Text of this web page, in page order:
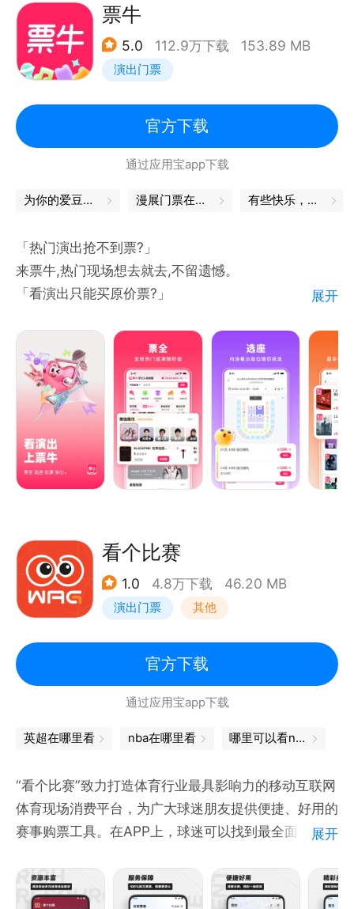
让热爱更加简单纯粹！
纷玩岛独家优先购：先人一刻，感受LIVE现场的至上
快乐；
候补抢票：有序候补，退款无忧，让每一位“真心想买
一键抢票：一触即达，告别复杂切换，一键精准出击！
纷玩岛用分秒的优势助力奔赴你的热爱！
更多玩法，更多机会，你的期待和热爱，让纷玩岛来守
护。
【「岛」：岛上生活，不止抢票】
陪你记录演唱会现场精彩瞬间，带你感受最真实的震撼
现场，为你保存最独一无二的惊喜瞬间；
官方明星艺人限定正品周边随心购，将所有最灿烂的回
忆和爱意收藏。
快速上岛，放开来玩！
票牛
5.0 112.9万下载 153.89 MB
演出门票
官方下载
通过应用宝app下载
为你的爱豆，打call吧 漫展门票在哪买 有些快乐，我自己能给！
「热门演出抢不到票?」
来票牛,热门现场想去就去,不留遗憾。
「看演出只能买原价票?」
「想看的演出不能选座?」
来票牛,前排好位随心挑选,体验更佳。
【看演出上票牛】
◆出票保真 无票赔付◆
先验票，后发货，出票保真，无票平台先行赔付，有担
保更靠谱，数百万用户的共同选择。
双重保障更放心。
◆海量演出 超值折扣◆
演唱会、音乐节、话剧、脱口秀...你想看的演出全都
有，超值折扣尽享低价。
抢票手速总是过慢？专属链接，提前排队，加速抢票，
帮你快人一步。
◆轻轻一点 免费观演◆
热门演出每周抽奖，轻轻一点，免费带你亲临爱豆现
展开
看个比赛
1.0 4.8万下载 46.20 MB
演出门票 其他
官方下载
通过应用宝app下载
英超在哪里看 nba在哪里看 哪里可以看nba
“看个比赛”致力打造体育行业最具影响力的移动互联网
体育现场消费平台，为广大球迷朋友提供便捷、好用的
赛事购票工具。在APP上，球迷可以找到最全面、最精
外各类体育活动资源，包含数字化票务、体育培训、
Hospitality/体育观赛游、体育衍生品四大细分领域。
展开